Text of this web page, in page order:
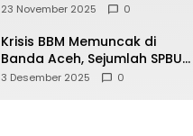
Biasanya Lakukan 8 Hal Ini
23 November 2025 0
Krisis BBM Memuncak di
Banda Aceh, Sejumlah SPBU
Tutup Total
3 Desember 2025 0